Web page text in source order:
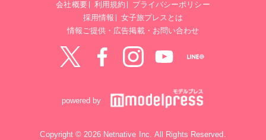
会社概要 利用規約
プライバシーポリシー
採用情報
女子旅プレスとは
情報ご提供・広告掲載・お問い合わせ
powered by
Copyright © 2026 Netnative Inc. All Rights Reserved.